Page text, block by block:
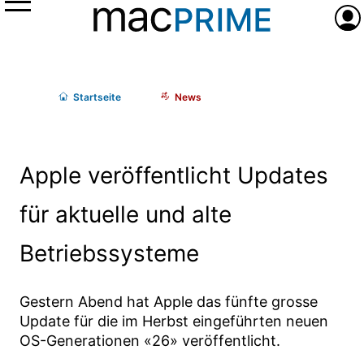
Menü
Startseite News
Apple veröffentlicht Updates
für aktuelle und alte
Betriebssysteme
Gestern Abend hat Apple das fünfte grosse
Update für die im Herbst eingeführten neuen
OS-Generationen «26» veröffentlicht.